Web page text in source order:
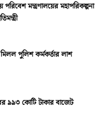
পরিবেশ মন্ত্রণালয়ের মহাপরিকল্পনা
পুলিশ কর্মকর্তার লাশ
৯৯৩ কোটি টাকার বাজেট